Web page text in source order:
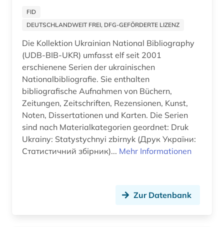
familienforschung (1)
farblack (2)
fernando pessoa (1)
fernerkundung (1)
fest (1)
festschrift (3)
FID
DEUTSCHLANDWEIT FREI, DFG-GEFÖRDERTE LIZENZ
Die Kollektion Ukrainian National Bibliography
(UDB-BIB-UKR) umfasst elf seit 2001
erschienene Serien der ukrainischen
Nationalbibliografie. Sie enthalten
bibliografische Aufnahmen von Büchern,
Zeitungen, Zeitschriften, Rezensionen, Kunst,
Noten, Dissertationen und Karten. Die Serien
sind nach Materialkategorien geordnet: Druk
Ukrainy: Statystychnyi zbirnyk (Друк України:
Статистичний збірник)... Mehr Informationen
Zur Datenbank